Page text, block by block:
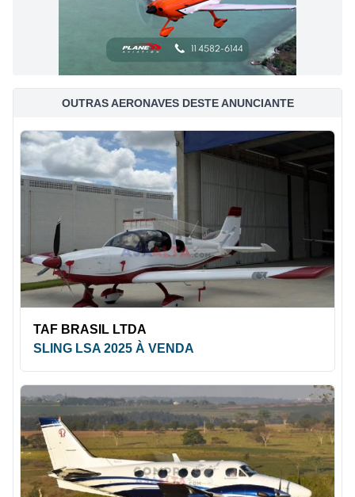
OUTRAS AERONAVES DESTE ANUNCIANTE
TAF BRASIL LTDA
SLING LSA 2025 À VENDA